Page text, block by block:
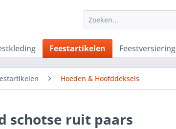
Feestartikelen Feestversiering
Hoeden & Hoofddeksels
schotse ruit paars